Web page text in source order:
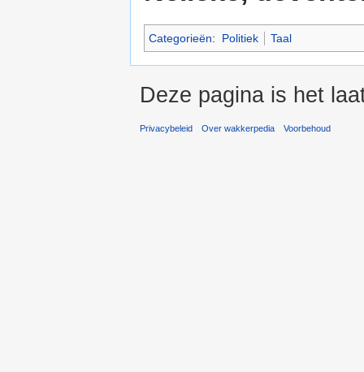
Categorieën: Politiek Taal
Deze pagina is het
Privacybeleid Over wakkerpedia Voorbehoud